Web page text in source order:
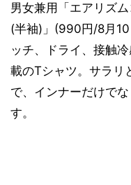
男女兼用「エアリズ
(半袖)」(990円/8月
ッチ、ドライ、接触
載のTシャツ。サラリ
で、インナーだけで
す。